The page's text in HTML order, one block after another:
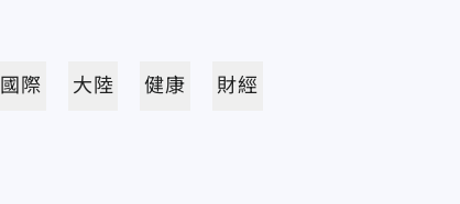
國際 大陸 健康 財經